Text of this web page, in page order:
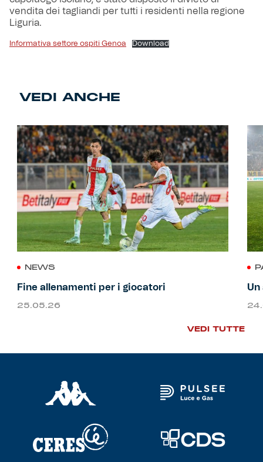
vendita dei tagliandi per tutti i residenti nella regione
Liguria.
Informativa settore ospiti Genoa Download
VEDI ANCHE
NEWS
Fine allenamenti per i giocatori
25.05.26
Un
VEDI TUTTE